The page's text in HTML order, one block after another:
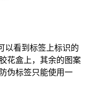
以看到标签上标识的
花盒上，其余的图案
伪标签只能使用一